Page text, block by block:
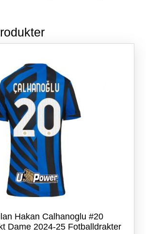
Hakan Calhanoglu #20
Dame 2024-25 Fotballdrakter